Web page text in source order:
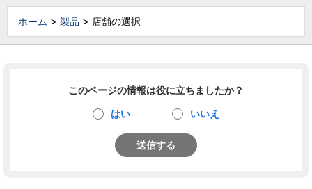
ホーム 製品 店舗の選択
このページの情報は役に立ちましたか？
はい いいえ
送信する